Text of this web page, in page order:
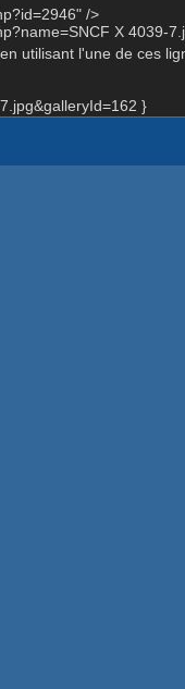
/>
X 4039-
utilisant l'une de ces
}